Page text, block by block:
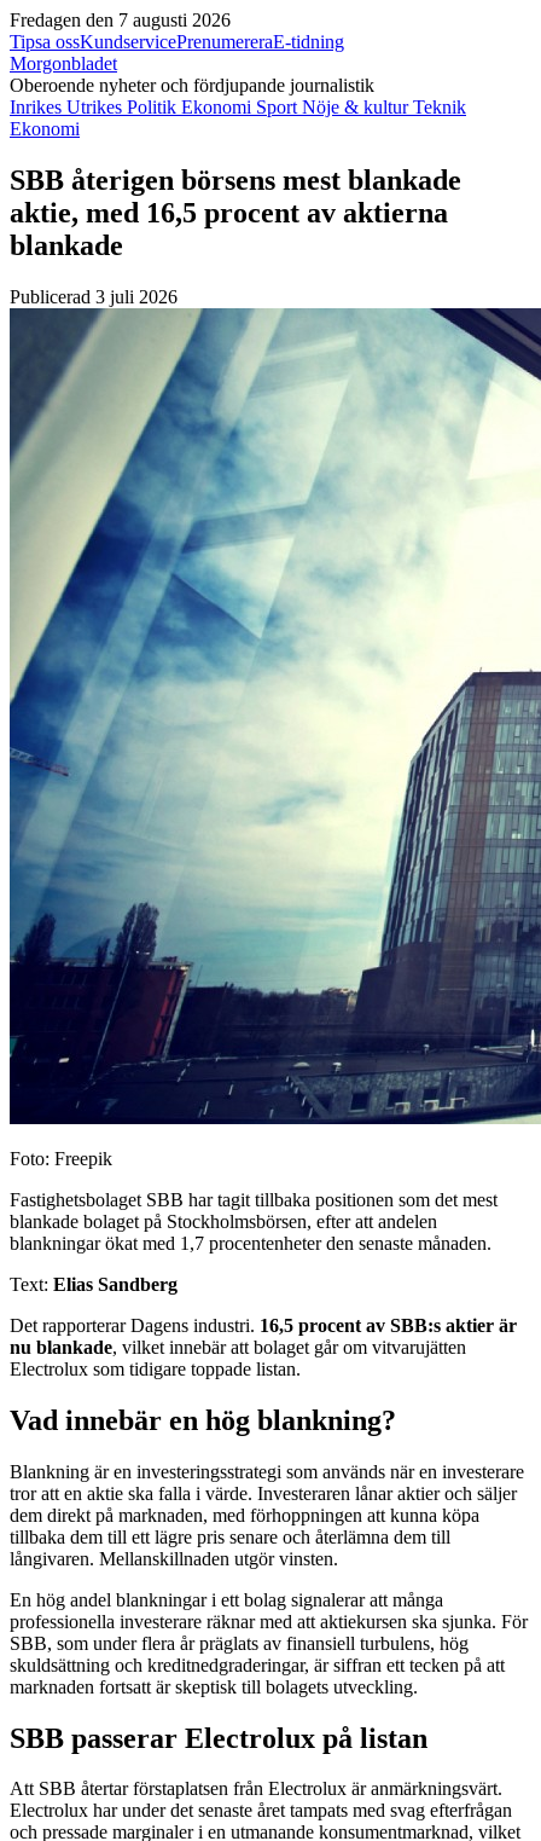
Fredagen den 7 augusti 2026
Tipsa ossKundservicePrenumereraE-tidning
Morgonbladet
Oberoende nyheter och fördjupande journalistik
Inrikes Utrikes Politik Ekonomi Sport Nöje & kulturTeknik
Ekonomi
SBB återigen börsens mest blankade
aktie, med 16,5 procent av aktierna
blankade
Publicerad 3 juli 2026
Foto: Freepik
Fastighetsbolaget SBB har tagit tillbaka positionen som det mest
blankade bolaget på Stockholmsbörsen, efter att andelen
blankningar ökat med 1,7 procentenheter den senaste månaden.
Text: Elias Sandberg
Det rapporterar Dagens industri. 16,5 procent av SBB:s aktier är
nu blankade, vilket innebär att bolaget går om vitvarujätten
Electrolux som tidigare toppade listan.
Vad innebär en hög blankning?
Blankning är en investeringsstrategi som används när en investerare
tror att en aktie ska falla i värde. Investeraren lånar aktier och säljer
dem direkt på marknaden, med förhoppningen att kunna köpa
tillbaka dem till ett lägre pris senare och återlämna dem till
långivaren. Mellanskillnaden utgör vinsten.
En hög andel blankningar i ett bolag signalerar att många
professionella investerare räknar med att aktiekursen ska sjunka. För
SBB, som under flera år präglats av finansiell turbulens, hög
skuldsättning och kreditnedgraderingar, är siffran ett tecken på att
marknaden fortsatt är skeptisk till bolagets utveckling.
SBB passerar Electrolux på listan
Att SBB återtar förstaplatsen från Electrolux är anmärkningsvärt.
Electrolux har under det senaste året tampats med svag efterfrågan
och pressade marginaler i en utmanande konsumentmarknad, vilket